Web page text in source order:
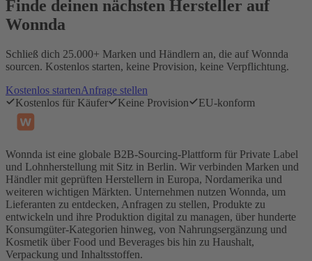
Finde deinen nächsten Hersteller auf
Wonnda
Schließ dich 25.000+ Marken und Händlern an, die auf Wonnda
sourcen. Kostenlos starten, keine Provision, keine Verpflichtung.
Kostenlos startenAnfrage stellen
Kostenlos für Käufer
Keine Provision EU-konform
Wonnda ist eine globale B2B-Sourcing-Plattform für Private Label
und Lohnherstellung mit Sitz in Berlin. Wir verbinden Marken und
Händler mit geprüften Herstellern in Europa, Nordamerika und
weiteren wichtigen Märkten. Unternehmen nutzen Wonnda, um
Lieferanten zu entdecken, Anfragen zu stellen, Produkte zu
entwickeln und ihre Produktion digital zu managen, über hunderte
Konsumgüter-Kategorien hinweg, von Nahrungsergänzung und
Kosmetik über Food und Beverages bis hin zu Haushalt,
Verpackung und Inhaltsstoffen.